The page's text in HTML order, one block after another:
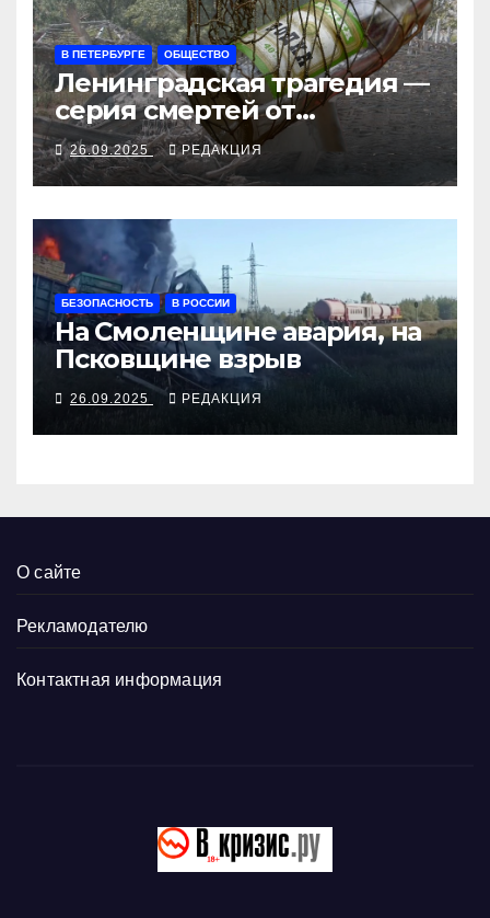
В ПЕТЕРБУРГЕ ОБЩЕСТВО
Ленинградская трагедия —
серия смертей от
алкосуррогата
26.09.2025 РЕДАКЦИЯ
БЕЗОПАСНОСТЬ В РОССИИ
На Смоленщине авария, на
Псковщине взрыв
26.09.2025 РЕДАКЦИЯ
О сайте
Рекламодателю
Контактная информация